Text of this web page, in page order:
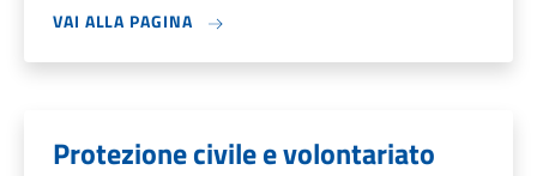
VAI ALLA PAGINA
Protezione civile e volontariato